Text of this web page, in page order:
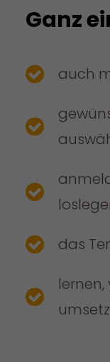
Ganz
auch
das